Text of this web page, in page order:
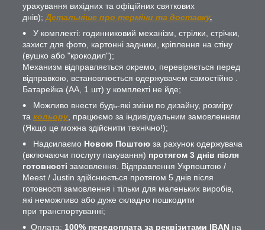
урахування вихідних та офіційних святкових
днів); Детальніше про терміни та доставку.
У комплекті: годинниковий механізм, стрілки, стрічки,
захист для фото, картонні задники, кріплення на стіну
(вушко або "крокодил");
Механизм відправляється окремо, перевіряється перед
відправкою, встановлюється одержувачем самостійно .
Батарейка (АА, 1 шт) у комплекті не йде;
Можливо внести будь-які зміни по дизайну, розміру
та кольору , працюємо за індивідуальним замовленням
(Якщо це можна здійснити технічно!);
Надсилаємо Новою Поштою за рахунок одержувача
(включаючи послугу пакування) протягом 3 днів після
готовності замовлення. Відправлення Укрпоштою /
Meest / Justin здійснюється протягом 5 днів після
готовності замовлення і тільки для маленьких виробів,
які неможливо або дуже складно пошкодити
при транспортуванні;
Оплата: 100% передоплата за реквізитами IBAN на